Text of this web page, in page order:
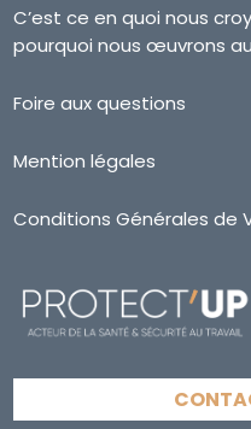
C’est ce en quoi nous
pourquoi nous œuvrons
Foire aux questions
Mention légales
Conditions Générales de